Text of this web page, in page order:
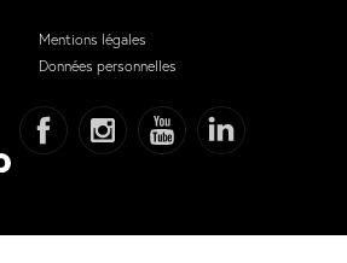
Mentions légales
Données personnelles